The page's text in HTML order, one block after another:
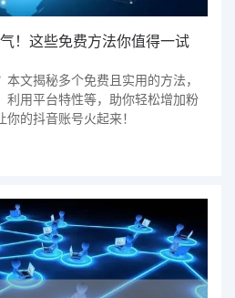
！这些免费方法你值得一试
文揭秘多个免费且实用的方法，
利用平台特性等，助你轻松增加粉
的抖音账号火起来！